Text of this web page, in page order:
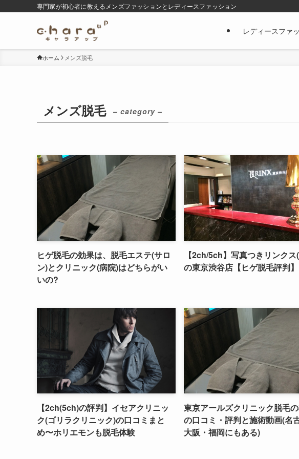
専門家が初心者に教えるメンズファッションとレディースファッション
レディースファ
ホーム メンズ脱毛
メンズ脱毛 – category –
ヒゲ脱毛の効果は、脱毛エステ(サロ
ン)とクリニック(病院)はどちらがい
いの?
【2ch/5ch】写真つきリンク
の東京渋谷店【ヒゲ脱毛評判】
【2ch(5ch)の評判】イセアクリニッ
ク(ゴリラクリニック)の口コミまと
め〜ホリエモンも脱毛体験
東京アールズクリニック脱毛
の口コミ・評判と施術動画(名
大阪・福岡にもある)